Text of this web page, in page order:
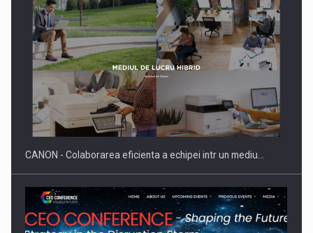
Producatorii si comerciantii care nu se supun noilor
reglementari…
CANON - Colaborarea eficienta a echipei intr un mediu…